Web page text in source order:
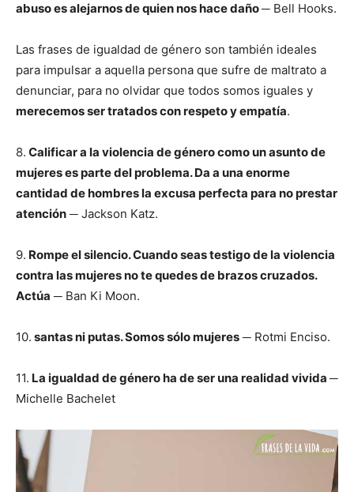
abuso es alejarnos de quien nos hace daño─ Bell Hooks.
Las frases de igualdad de género son también ideales
para impulsar a aquella persona que sufre de maltrato a
denunciar, para no olvidar que todos somos iguales y
merecemos ser tratados con respeto y empatía.
8. Calificar a la violencia de género como un asunto de
mujeres es parte del problema. Da a una enorme
cantidad de hombres la excusa perfecta para no prestar
atención ─ Jackson Katz.
9. Rompe el silencio. Cuando seas testigo de la violencia
contra las mujeres no te quedes de brazos cruzados.
Actúa ─ Ban Ki Moon.
10. santas ni putas. Somos sólo mujeres ─ Rotmi Enciso.
11. La igualdad de género ha de ser una realidad vivida ─
Michelle Bachelet